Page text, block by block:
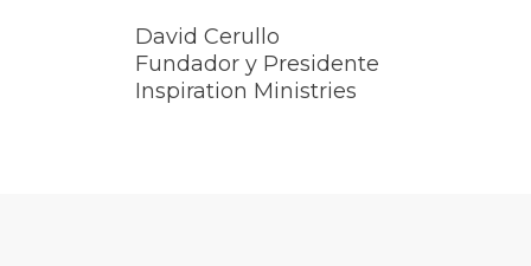
David Cerullo
Fundador y Presidente
Inspiration Ministries